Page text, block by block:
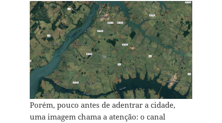
Porém, pouco antes de adentrar a cidade,
uma imagem chama a atenção: o canal